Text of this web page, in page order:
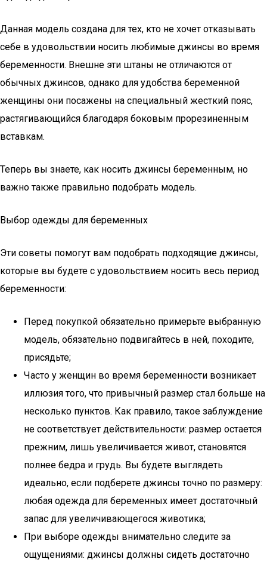
Данная модель создана для тех, кто не хочет отказывать
себе в удовольствии носить любимые джинсы во время
беременности. Внешне эти штаны не отличаются от
обычных джинсов, однако для удобства беременной
женщины они посажены на специальный жесткий пояс,
растягивающийся благодаря боковым прорезиненным
вставкам.
Теперь вы знаете, как носить джинсы беременным, но
важно также правильно подобрать модель.
Выбор одежды для беременных
Эти советы помогут вам подобрать подходящие джинсы,
которые вы будете с удовольствием носить весь период
беременности:
Перед покупкой обязательно примерьте выбранную
модель, обязательно подвигайтесь в ней, походите,
присядьте;
Часто у женщин во время беременности возникает
иллюзия того, что привычный размер стал больше на
несколько пунктов. Как правило, такое заблуждение
не соответствует действительности: размер остается
прежним, лишь увеличивается живот, становятся
полнее бедра и грудь. Вы будете выглядеть
идеально, если подберете джинсы точно по размеру:
любая одежда для беременных имеет достаточный
запас для увеличивающегося животика;
При выборе одежды внимательно следите за
ощущениями: джинсы должны сидеть достаточно